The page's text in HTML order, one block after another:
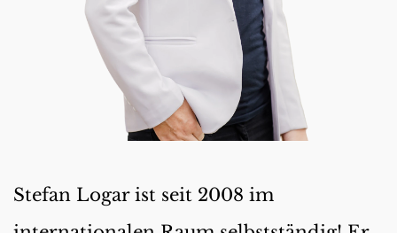
Stefan Logar ist seit 2008 im